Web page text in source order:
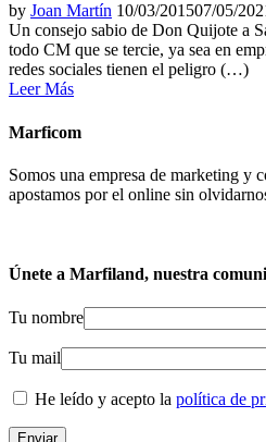
by Joan Martín 10/03/201507/05/
Un consejo sabio de Don Quijote a
todo CM que se tercie, ya sea en
redes sociales tienen el peligro (…)
Leer Más
Marficom
Somos una empresa de marketing y
apostamos por el online sin
Únete a Marfiland, nuestra
Tu nombre
Tu mail
He leído y acepto la política de